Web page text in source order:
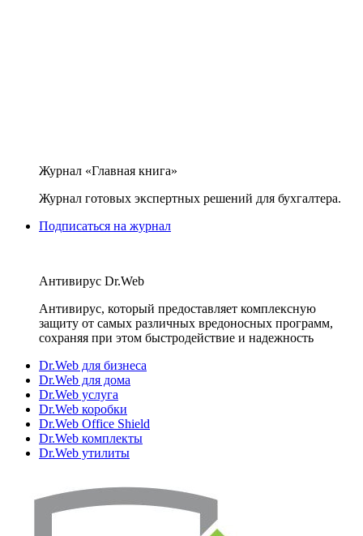
Журнал «Главная книга»
Журнал готовых экспертных решений для бухгалтера.
Подписаться на журнал
Антивирус Dr.Web
Антивирус, который предоставляет комплексную
защиту от самых различных вредоносных программ,
сохраняя при этом быстродействие и надежность
Dr.Web для бизнеса
Dr.Web для дома
Dr.Web услуга
Dr.Web коробки
Dr.Web Office Shield
Dr.Web комплекты
Dr.Web утилиты